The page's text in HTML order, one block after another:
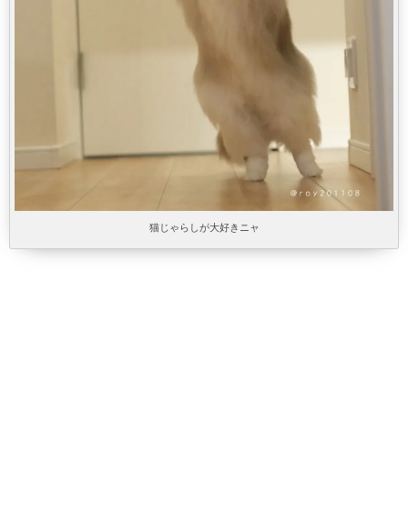
猫じゃらしが大好きニャ